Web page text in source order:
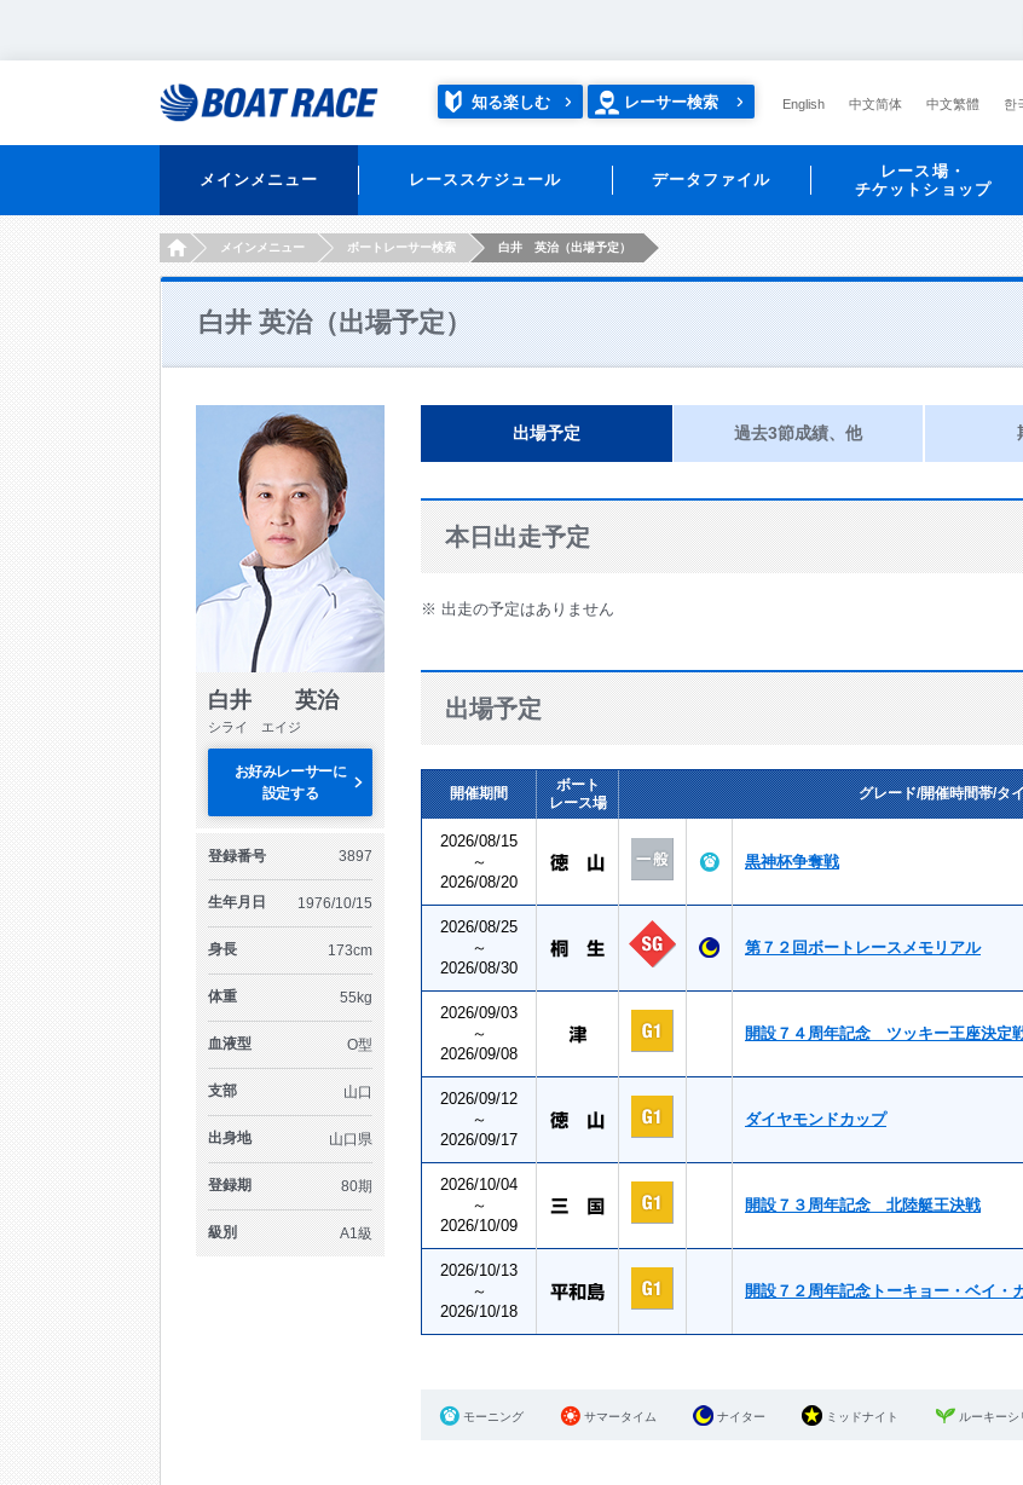
知る楽しむ レーサー検索 English 中文简体 中文繁體 한
メインメニュー レーススケジュール データファイル
レース場・
チケットショップ
HOMEメインメニュー ボートレーサー検索 白井 英治（出場予定）
白井 英治（出場予定）
白井 英治
シライ エイジ
お好みレーサーに
設定する
登録番号 3897
生年月日 1976/10/15
身長 173cm
体重 55kg
血液型 O型
支部 山口
出身地 山口県
登録期 80期
級別 A1級
出場予定 過去3節成績、他
本日出走予定
※ 出走の予定はありません
出場予定
開催期間
ボート
レース場
グレード/開催時間帯/タ
2026/08/15
～
2026/08/20
黒神杯争奪戦
2026/08/25
～
2026/08/30
第７２回ボートレースメモリアル
2026/09/03
～
2026/09/08
開設７４周年記念 ツッキー王座決定
2026/09/12
～
2026/09/17
ダイヤモンドカップ
2026/10/04
～
2026/10/09
開設７３周年記念 北陸艇王決戦
2026/10/13
～
2026/10/18
開設７２周年記念トーキョー・ベイ・
モーニング サマータイム ナイター ミッドナイト ルーキーシ